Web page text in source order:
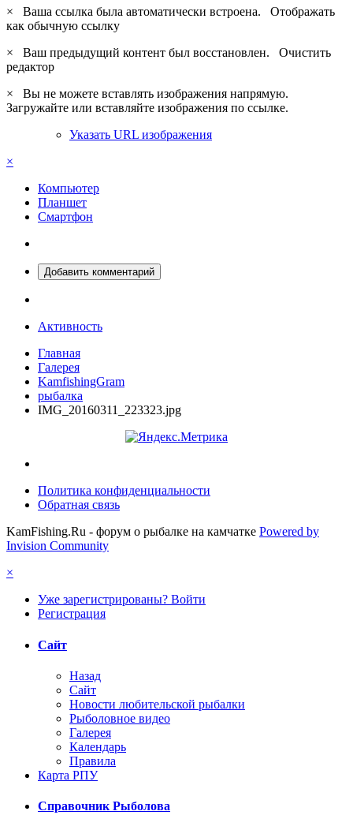
×
Ваша ссылка была автоматически встроена. Отображать
как обычную ссылку
×
Ваш предыдущий контент был восстановлен. Очистить
редактор
×
Вы не можете вставлять изображения напрямую.
Загружайте или вставляйте изображения по ссылке.
Указать URL изображения
×
Компьютер
Планшет
Смартфон
Добавить комментарий
Активность
Главная
Галерея
KamfishingGram
рыбалка
IMG_20160311_223323.jpg
Политика конфиденциальности
Обратная связь
KamFishing.Ru - форум о рыбалке на камчатке Powered by
Invision Community
×
Уже зарегистрированы? Войти
Регистрация
Сайт
Назад
Сайт
Новости любительской рыбалки
Рыболовное видео
Галерея
Календарь
Правила
Карта РПУ
Справочник Рыболова